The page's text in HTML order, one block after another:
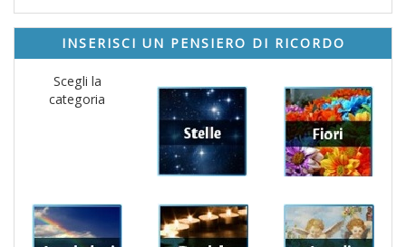
INSERISCI UN PENSIERO DI RICORDO
Scegli la
categoria